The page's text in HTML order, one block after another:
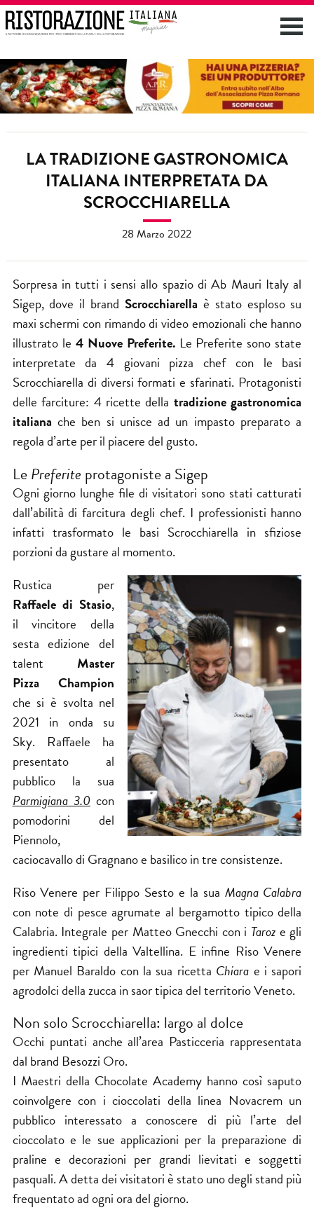
LA TRADIZIONE GASTRONOMICA
ITALIANA INTERPRETATA DA
SCROCCHIARELLA
28 Marzo 2022
Sorpresa in tutti i sensi allo spazio diAb Mauri Italy al
Sigep, dove il brand Scrocchiarella è stato esploso su
maxi schermi con rimando di video emozionali che hanno
illustrato le 4 Nuove Preferite.Le Preferite sono state
interpretate da 4 giovani pizza chef con le basi
Scrocchiarella di diversi formati e sfarinati. Protagonisti
delle farciture: 4 ricette della tradizione gastronomica
italiana che ben si unisce ad un impasto preparato a
regola d’arte per il piacere del gusto.
LePreferite protagoniste a Sigep
Ogni giorno lunghe file di visitatori sono stati catturati
dall’abilità di farcitura degli chef. I professionisti hanno
infatti trasformato le basi Scrocchiarella in sfiziose
porzioni da gustare al momento.
Rustica per
Raffaele di Stasio,
il vincitore della
sesta edizione del
talent Master
Pizza Champion
che si è svolta nel
2021 in onda su
Sky. Raffaele ha
presentato al
pubblico la sua
Parmigiana 3.0con
pomodorini del
Piennolo,
caciocavallo di Gragnano e basilico in tre consistenze.
Riso Venere per Filippo Sesto e la sua Magna Calabra
con note di pesce agrumate al bergamotto tipico della
Calabria. Integrale per Matteo Gnecchi con i Taroz e gli
ingredienti tipici della Valtellina. E infine Riso Venere
per Manuel Baraldo con la sua ricetta Chiara e i sapori
agrodolci della zucca in saor tipica del territorio Veneto.
Non solo Scrocchiarella: largo al dolce
Occhi puntati anche all’area Pasticceria rappresentata
dal brand Besozzi Oro.
I Maestri della Chocolate Academy hanno così saputo
coinvolgere con i cioccolati della linea Novacrem un
pubblico interessato a conoscere di più l’arte del
cioccolato e le sue applicazioni per la preparazione di
praline e decorazioni per grandi lievitati e soggetti
pasquali. A detta dei visitatori è stato uno degli stand più
frequentato ad ogni ora del giorno.